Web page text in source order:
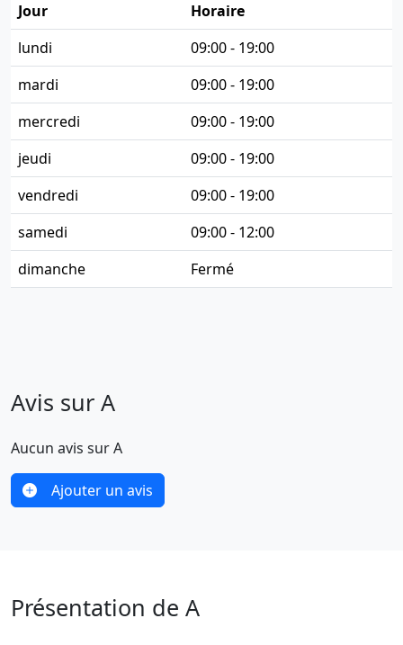
Jour
Horaire
lundi
09:00 - 19:00
mardi
09:00 - 19:00
mercredi
09:00 - 19:00
jeudi
09:00 - 19:00
vendredi
09:00 - 19:00
samedi
09:00 - 12:00
dimanche
Fermé
Avis sur A
Aucun avis sur A
Ajouter un avis
Présentation de A